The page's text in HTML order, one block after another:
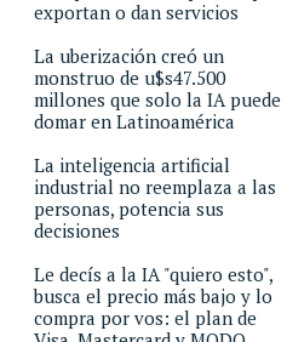
exportan o dan servicios
La uberización creó un
monstruo de u$s47.500
millones que solo la IA puede
domar en Latinoamérica
La inteligencia artificial
industrial no reemplaza a las
personas, potencia sus
decisiones
Le decís a la IA "quiero esto",
busca el precio más bajo y lo
compra por vos: el plan de